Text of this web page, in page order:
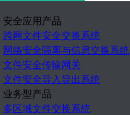
安全应用产品
跨网文件安全交换系统
网络安全隔离与信息交换系统
文件安全传输网关
文件安全导入导出系统
业务型产品
多区域文件交换系统